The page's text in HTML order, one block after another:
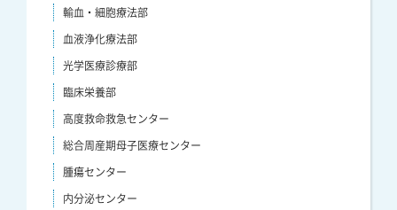
輸血・細胞療法部
血液浄化療法部
光学医療診療部
臨床栄養部
高度救命救急センター
総合周産期母子医療センター
腫瘍センター
内分泌センター